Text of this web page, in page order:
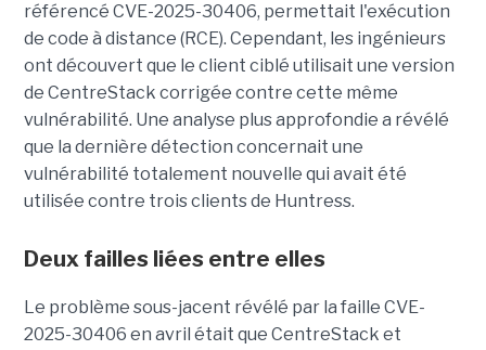
référencé CVE-2025-30406, permettait l'exécution
de code à distance (RCE). Cependant, les ingénieurs
ont découvert que le client ciblé utilisait une version
de CentreStack corrigée contre cette même
vulnérabilité. Une analyse plus approfondie a révélé
que la dernière détection concernait une
vulnérabilité totalement nouvelle qui avait été
utilisée contre trois clients de Huntress.
Deux failles liées entre elles
Le problème sous-jacent révélé par la faille CVE-
2025-30406 en avril était que CentreStack et